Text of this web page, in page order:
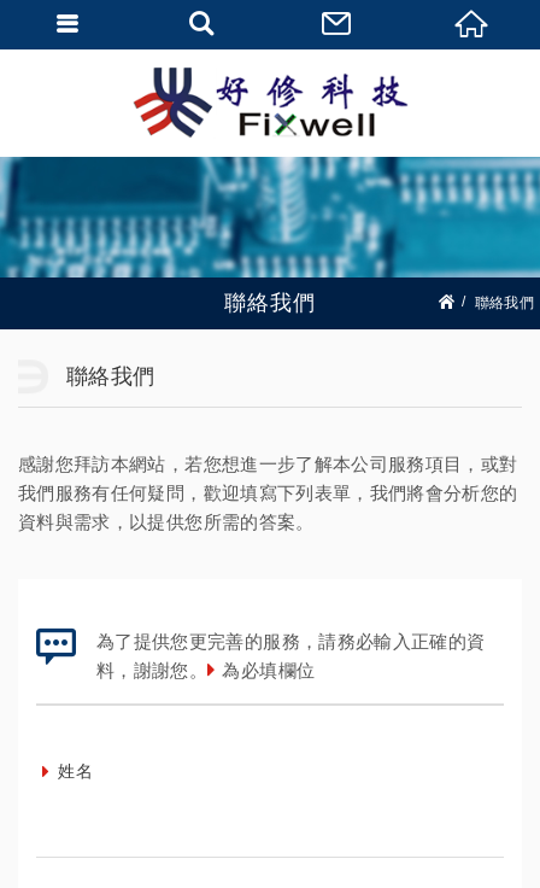
聯絡我們 聯絡我們
聯絡我們
感謝您拜訪本網站，若您想進一步了解本公司服務項目，或對
我們服務有任何疑問，歡迎填寫下列表單，我們將會分析您的
資料與需求，以提供您所需的答案。
為了提供您更完善的服務，請務必輸入正確的資
料，謝謝您。
為必填欄位
姓名